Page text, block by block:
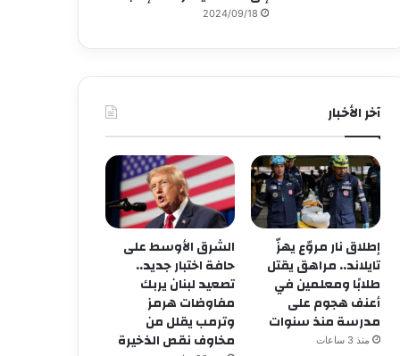
2024/09/18
آخر الأخبار
إطلاق نار مروّع يهزّ
تايلاند.. مراهق يقتل
طلابًا ومعلمين في
أعنف هجوم على
مدرسة منذ سنوات
منذ 3 ساعات
الشرق الأوسط على
حافة اختبار جديد..
تصعيد لبنان يربك
مفاوضات هرمز
وترمب يقلل من
مخاوف نقص الذخيرة